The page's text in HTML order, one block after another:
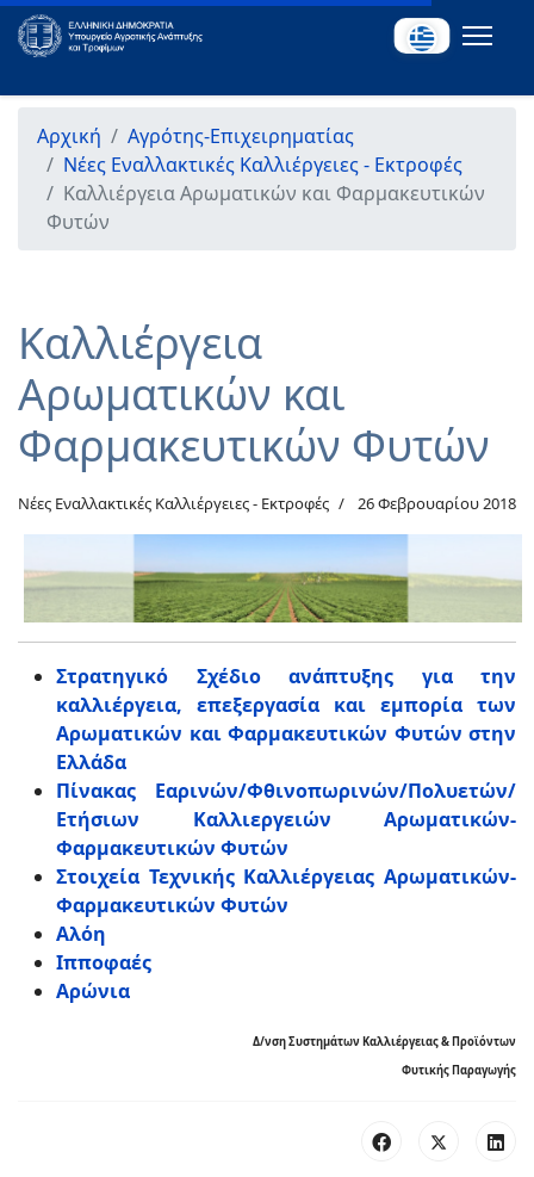
Αρχική
Αγρότης-Επιχειρηματίας
Νέες Εναλλακτικές Καλλιέργειες - Εκτροφές
Καλλιέργεια Αρωματικών και Φαρμακευτικών
Φυτών
Καλλιέργεια
Αρωματικών και
Φαρμακευτικών Φυτών
Νέες Εναλλακτικές Καλλιέργειες - Εκτροφές 26 Φεβρουαρίου 2018
Στρατηγικό Σχέδιο ανάπτυξης για την
καλλιέργεια, επεξεργασία και εμπορία των
Aρωματικών και Φαρμακευτικών Φυτών στην
Ελλάδα
Πίνακας Εαρινών/Φθινοπωρινών/Πολυετών/
Ετήσιων Καλλιεργειών Αρωματικών-
Φαρμακευτικών Φυτών
Στοιχεία Τεχνικής Καλλιέργειας Αρωματικών-
Φαρμακευτικών Φυτών
Αλόη
Ιπποφαές
Αρώνια
Δ/νση Συστημάτων Καλλιέργειας & Προϊόντων
Φυτικής Παραγωγής